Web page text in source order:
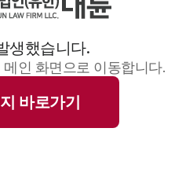
생했습니다.
인 화면으로 이동합니다.
바로가기